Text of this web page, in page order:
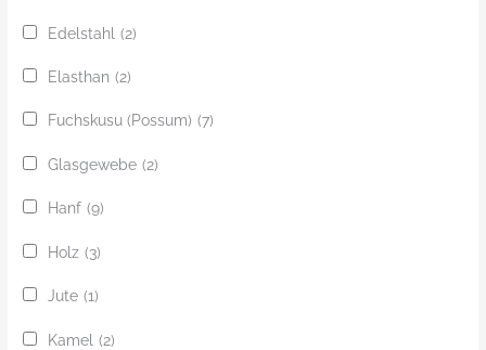
Edelstahl (2)
Elasthan (2)
Fuchskusu (Possum) (7)
Glasgewebe (2)
Hanf (9)
Holz (3)
Jute (1)
Kamel (2)